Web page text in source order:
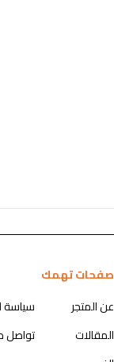
صفحات تهمك
عن المتجر
المقالات
سياسة
تواصل